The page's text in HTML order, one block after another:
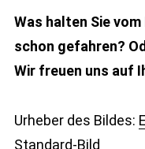
Was halten Sie
schon gefahren?
Wir freuen uns auf
Urheber des Bildes:
Standard-Bild